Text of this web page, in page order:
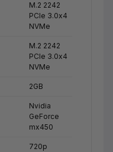
M.2 2242
PCIe 3.0x4
NVMe
M.2 2242
PCIe 3.0x4
NVMe
2GB
Nvidia
GeForce
mx450
720p